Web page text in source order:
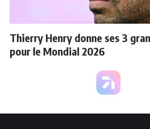
Thierry Henry donne ses 3
pour le Mondial 2026